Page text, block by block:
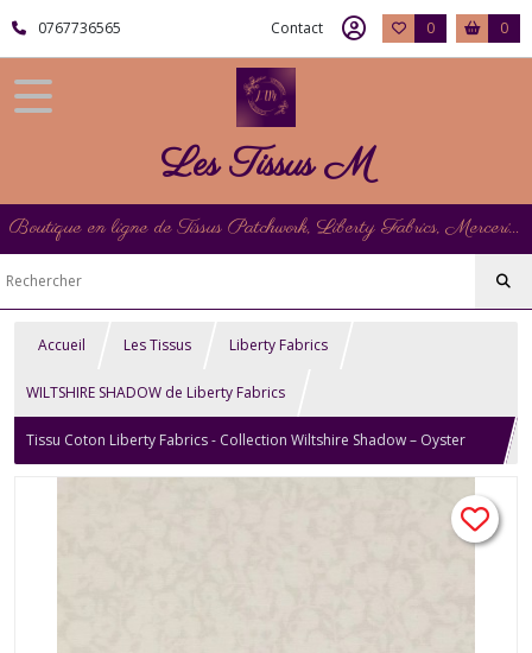
0767736565 Contact 0 0
Les Tissus M
Boutique en ligne de Tissus Patchwork, Liberty Fabrics, Mercerie et Matériel de Point de Croix
Accueil Les Tissus Liberty Fabrics
WILTSHIRE SHADOW de Liberty Fabrics
Tissu Coton Liberty Fabrics - Collection Wiltshire Shadow – Oyster